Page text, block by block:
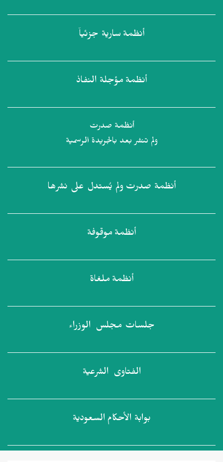
أنظمة سارية جزئياً
أنظمة مؤجلة النفاذ
أنظمة صدرت
ولم تنشر بعد بالجريدة الرسمية
أنظمة صدرت ولم يُستدل على نشرها
أنظمة موقوفة
أنظمة ملغاة
جلسات مجلس الوزراء
الفتاوى الشرعية
بوابة الأحكام السعودية